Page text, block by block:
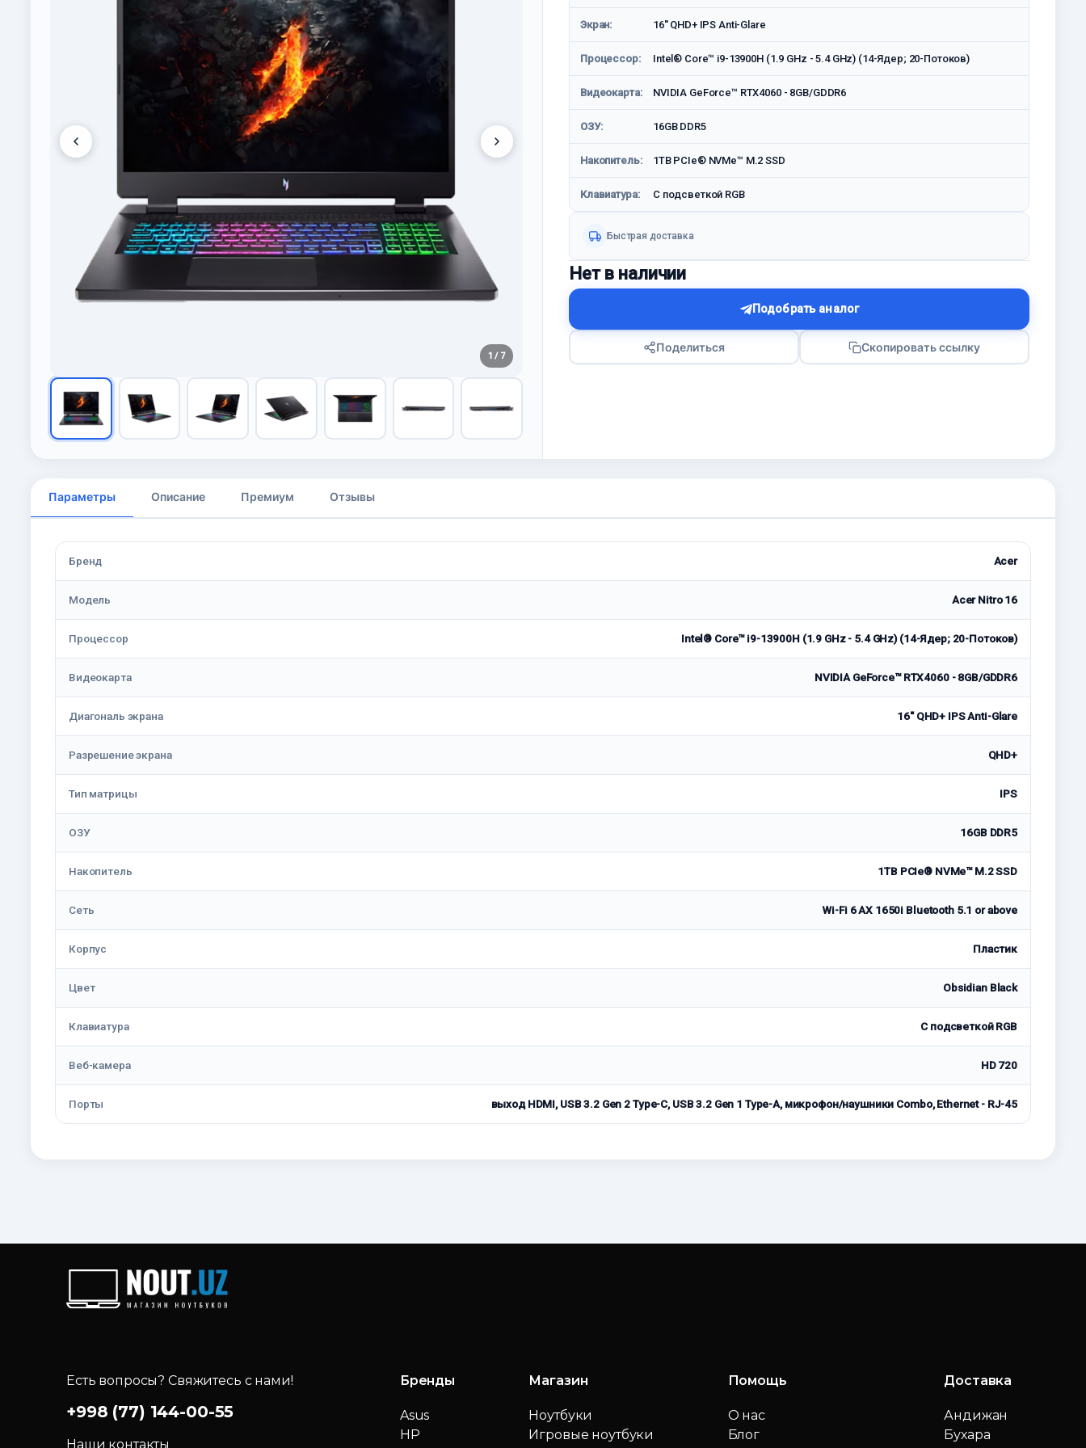
1 / 7
Экран: 16'' QHD+ IPS Anti-Glare
Процессор: Intel® Core™ i9-13900H (1.9 GHz - 5.4 GHz) (14-Ядeр; 20-Потоков)
Видеокарта: NVIDIA GeForce™ RTX4060 - 8GB/GDDR6
ОЗУ: 16GB DDR5
Накопитель: 1TB PCIe® NVMe™ M.2 SSD
Клавиатура: С подсветкой RGB
Быстрая доставка
Нет в наличии
Подобрать аналог
Поделиться Скопировать ссылку
Параметры Описание Премиум Отзывы
Бренд Acer
Модель Acer Nitro 16
Процессор Intel® Core™ i9-13900H (1.9 GHz - 5.4 GHz) (14-Ядeр; 20-Потоков)
Видеокарта NVIDIA GeForce™ RTX4060 - 8GB/GDDR6
Диагональ экрана 16'' QHD+ IPS Anti-Glare
Разрешение экрана QHD+
Тип матрицы IPS
ОЗУ 16GB DDR5
Накопитель 1TB PCIe® NVMe™ M.2 SSD
Сеть Wi-Fi 6 AX 1650i Bluetooth 5.1 or above
Корпус Пластик
Цвет Obsidian Black
Клавиатура С подсветкой RGB
Веб-камера HD 720
Порты выход HDMI, USB 3.2 Gen 2 Type-C, USB 3.2 Gen 1 Type-A, микрофон/наушники Combo, Ethernet - RJ-45
Есть вопросы? Свяжитесь с нами!
+998 (77) 144-00-55
Наши контакты
Бренды
Asus
HP
Магазин
Ноутбуки
Игровые ноутбуки
Помощь
О нас
Блог
Доставка
Андижан
Бухара